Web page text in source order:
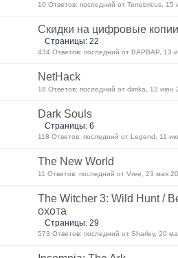
10 Ответов: последний от Tenebricus, 15
Скидки на цифровые копии
Страницы: 22
434 Ответов: последний от BAPBAP, 13
NetHack
18 Ответов: последний от dimka, 12 июн
Dark Souls
Страницы: 6
118 Ответов: последний от Legend, 11
The New World
11 Ответов: последний от Vree, 23 мая
The Witcher 3: Wild Hunt /
охота
Страницы: 29
573 Ответов: последний от Sharley, 20